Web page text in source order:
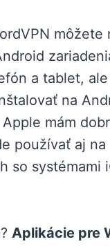
môžete
a tablet,
na
mám
používať aj na
so systémami
Aplikácie pre